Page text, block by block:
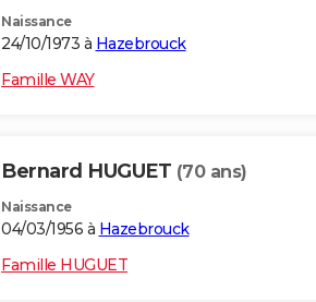
Naissance
24/10/1973 à Hazebrouck
Famille WAY
Bernard HUGUET (70 ans)
Naissance
04/03/1956 à Hazebrouck
Famille HUGUET